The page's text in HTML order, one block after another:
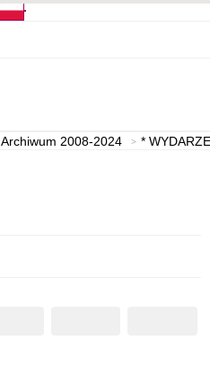
Archiwum 2008-2024 *